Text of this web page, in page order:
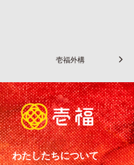
壱福外構
わたしたちについて